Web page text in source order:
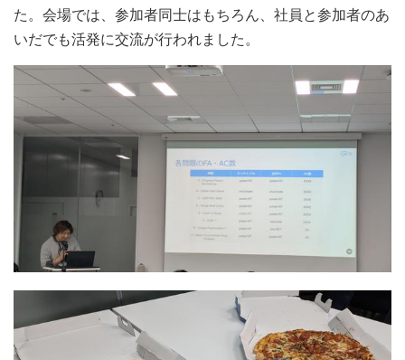
た。会場では、参加者同士はもちろん、社員と参加者のあ
いだでも活発に交流が行われました。